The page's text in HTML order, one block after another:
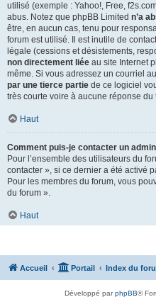
utilisé (exemple : Yahoo!, Free,
abus. Notez que phpBB Limited n’a
être, en aucun cas, tenu pour
forum est utilisé. Il est inutile de
légale (cessions et désistements,
non directement liée au site Internet
même. Si vous adressez un courriel
par une tierce partie de ce logiciel
très courte voire à aucune réponse du
Haut
Comment puis-je contacter un
Pour l’ensemble des utilisateurs du
contacter », si ce dernier a été activé
Pour les membres du forum, vous
du forum ».
Haut
Accueil Portail Index du
Développé parphpBB®